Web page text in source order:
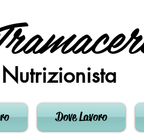
Dove Lavoro